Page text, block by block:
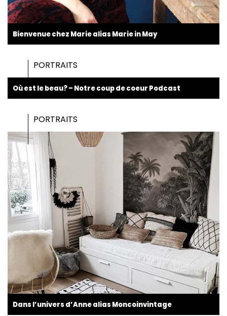
Bienvenue chez Marie alias Marie in May
PORTRAITS
Où est le beau? – Notre coup de coeur Podcast
PORTRAITS
Dans l’univers d’Anne alias Moncoinvintage